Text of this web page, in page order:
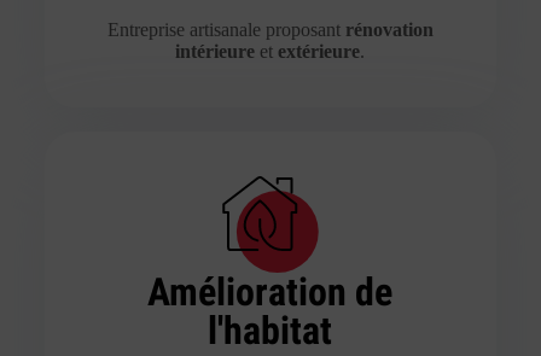
Entreprise artisanale proposant rénovation
intérieure et extérieure.
Amélioration de
l'habitat